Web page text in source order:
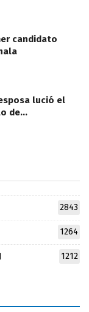
candidato
lució el
de…
2843
1264
1212